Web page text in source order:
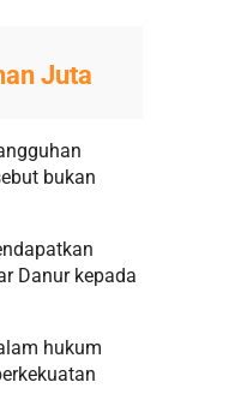
Juta
bukan
Danur kepada
hukum